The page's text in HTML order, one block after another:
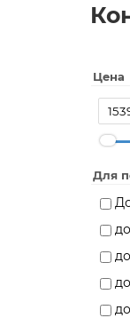
Цена
Для